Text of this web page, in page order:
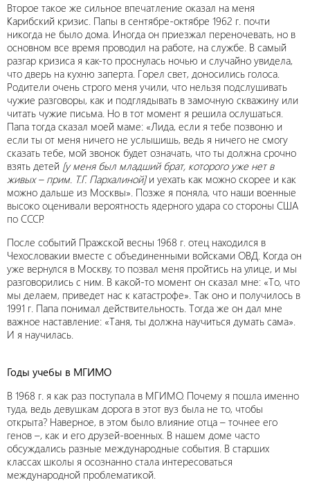
Второе такое же сильное впечатление оказал на меня
Карибский кризис. Папы в сентябре-октябре 1962 г. почти
никогда не было дома. Иногда он приезжал переночевать, но в
основном все время проводил на работе, на службе. В самый
разгар кризиса я как-то проснулась ночью и случайно увидела,
что дверь на кухню заперта. Горел свет, доносились голоса.
Родители очень строго меня учили, что нельзя подслушивать
чужие разговоры, как и подглядывать в замочную скважину или
читать чужие письма. Но в тот момент я решила ослушаться.
Папа тогда сказал моей маме: «Лида, если я тебе позвоню и
если ты от меня ничего не услышишь, ведь я ничего не смогу
сказать тебе, мой звонок будет означать, что ты должна срочно
взять детей [у меня был младший брат, которого уже нет в
живых – прим. Т.Г. Пархалиной]и уехать как можно скорее и как
можно дальше из Москвы». Позже я поняла, что наши военные
высоко оценивали вероятность ядерного удара со стороны США
по СССР.
После событий Пражской весны 1968 г. отец находился в
Чехословакии вместе с объединенными войсками ОВД. Когда он
уже вернулся в Москву, то позвал меня пройтись на улице, и мы
разговорились с ним. В какой-то момент он сказал мне: «То, что
мы делаем, приведет нас к катастрофе». Так оно и получилось в
1991 г. Папа понимал действительность. Тогда же он дал мне
важное наставление: «Таня, ты должна научиться думать сама».
И я научилась.
Годы учебы в МГИМО
В 1968 г. я как раз поступала в МГИМО. Почему я пошла именно
туда, ведь девушкам дорога в этот вуз была не то, чтобы
открыта? Наверное, в этом было влияние отца – точнее его
генов –, как и его друзей-военных. В нашем доме часто
обсуждались разные международные события. В старших
классах школы я осознанно стала интересоваться
международной проблематикой.